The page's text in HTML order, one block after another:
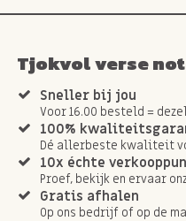
Tjokvol verse
Sneller bij jou
Voor 16.00 besteld =
100%
Dé allerbeste kwaliteit
10x échte
Proef, bekijk en ervaar
Gratis afhalen
Op ons bedrijf of op de